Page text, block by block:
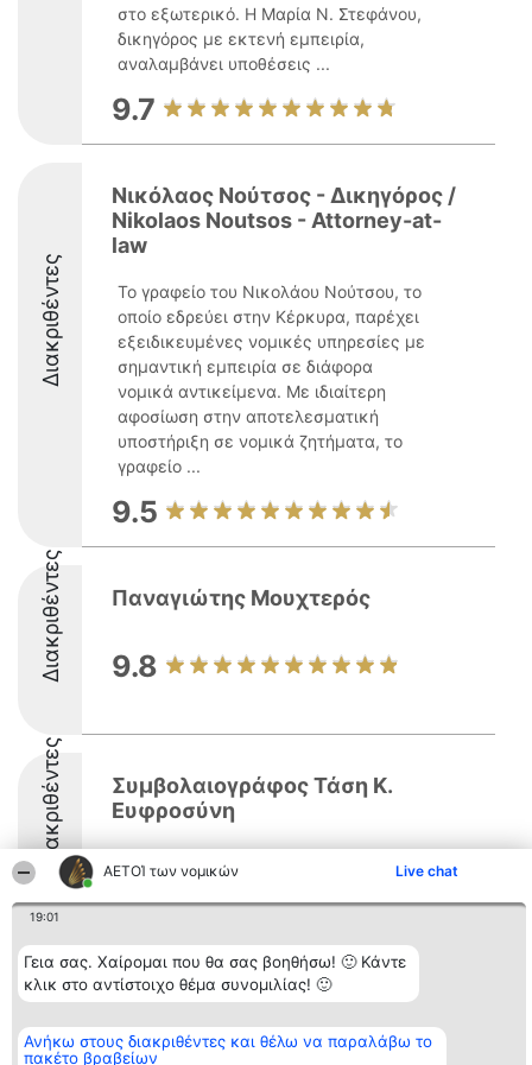
ΑΕΤΟΊ των νομικών Live chat
19:01
Γεια σας. Χαίρομαι που θα σας βοηθήσω! 🙂 Κάντε
κλικ στο αντίστοιχο θέμα συνομιλίας! 🙂
Ανήκω στους διακριθέντες και θέλω να παραλάβω το
πακέτο βραβείων
στο εξωτερικό. Η Μαρία Ν. Στεφάνου,
δικηγόρος με εκτενή εμπειρία,
αναλαμβάνει υποθέσεις ...
9.7
Διακριθέντες
Νικόλαος Νούτσος - Δικηγόρος /
Nikolaos Noutsos - Attorney-at-
law
Το γραφείο του Νικολάου Νούτσου, το
οποίο εδρεύει στην Κέρκυρα, παρέχει
εξειδικευμένες νομικές υπηρεσίες με
σημαντική εμπειρία σε διάφορα
νομικά αντικείμενα. Με ιδιαίτερη
αφοσίωση στην αποτελεσματική
υποστήριξη σε νομικά ζητήματα, το
γραφείο ...
9.5
Διακριθέντες Παναγιώτης Μουχτερός
9.8
Διακριθέντες
Συμβολαιογράφος Τάση Κ.
Ευφροσύνη
Διοργανωτής της
κατάταξης
BEAUTIFUL COMPANY
ΤΗΛ. ΕΠΙΚΟΙΝΩΝΙΑΣ:
2104128019
Κατάταξη
Διακριθέντες
Λίστα όλων
διακριθέντων
Επικοινωνία